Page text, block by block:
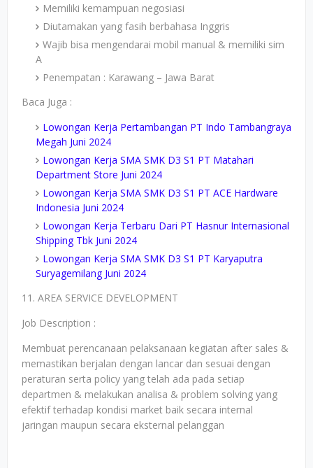
Memiliki kemampuan negosiasi
Diutamakan yang fasih berbahasa Inggris
Wajib bisa mengendarai mobil manual & memiliki sim
A
Penempatan : Karawang – Jawa Barat
Baca Juga :
Lowongan Kerja Pertambangan PT Indo Tambangraya
Megah Juni 2024
Lowongan Kerja SMA SMK D3 S1 PT Matahari
Department Store Juni 2024
Lowongan Kerja SMA SMK D3 S1 PT ACE Hardware
Indonesia Juni 2024
Lowongan Kerja Terbaru Dari PT Hasnur Internasional
Shipping Tbk Juni 2024
Lowongan Kerja SMA SMK D3 S1 PT Karyaputra
Suryagemilang Juni 2024
11. AREA SERVICE DEVELOPMENT
Job Description :
Membuat perencanaan pelaksanaan kegiatan after sales &
memastikan berjalan dengan lancar dan sesuai dengan
peraturan serta policy yang telah ada pada setiap
departmen & melakukan analisa & problem solving yang
efektif terhadap kondisi market baik secara internal
jaringan maupun secara eksternal pelanggan